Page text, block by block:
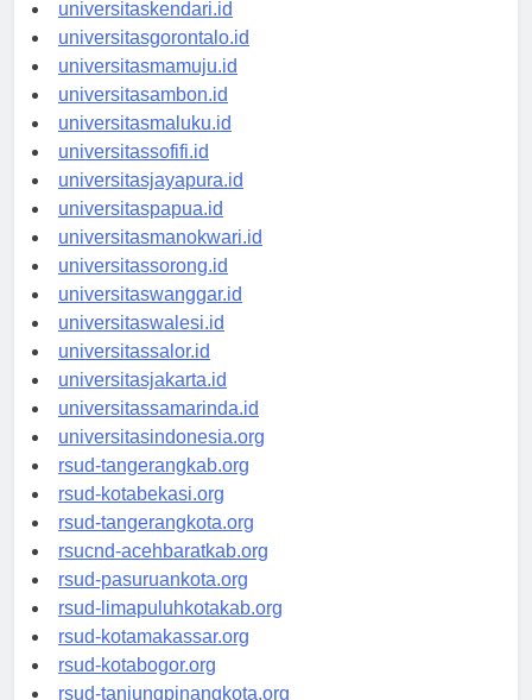
universitaskendari.id
universitasgorontalo.id
universitasmamuju.id
universitasambon.id
universitasmaluku.id
universitassofifi.id
universitasjayapura.id
universitaspapua.id
universitasmanokwari.id
universitassorong.id
universitaswanggar.id
universitaswalesi.id
universitassalor.id
universitasjakarta.id
universitassamarinda.id
universitasindonesia.org
rsud-tangerangkab.org
rsud-kotabekasi.org
rsud-tangerangkota.org
rsucnd-acehbaratkab.org
rsud-pasuruankota.org
rsud-limapuluhkotakab.org
rsud-kotamakassar.org
rsud-kotabogor.org